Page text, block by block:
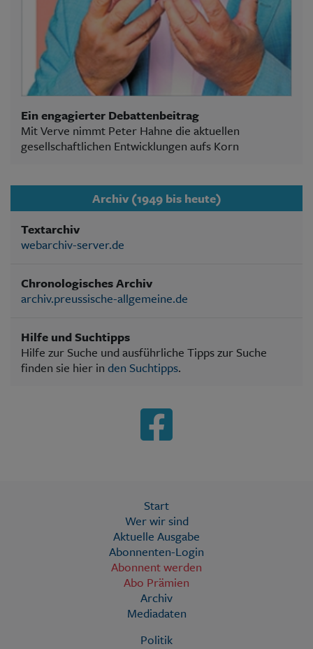
Ein engagierter Debattenbeitrag
Mit Verve nimmt Peter Hahne die aktuellen
gesellschaftlichen Entwicklungen aufs Korn
Archiv (1949 bis heute)
Textarchiv
webarchiv-server.de
Chronologisches Archiv
archiv.preussische-allgemeine.de
Hilfe und Suchtipps
Hilfe zur Suche und ausführliche Tipps zur Suche
finden sie hier in den Suchtipps.
Start
Wer wir sind
Aktuelle Ausgabe
Abonnenten-Login
Abonnent werden
Abo Prämien
Archiv
Mediadaten
Politik